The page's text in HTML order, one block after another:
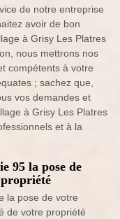
de notre entreprise
avoir de bon
à Grisy Les Platres
nous mettrons nos
compétents à votre
; sachez que,
vos demandes et
à Grisy Les Platres
et à la
95 la pose de
la pose de votre
de votre propriété